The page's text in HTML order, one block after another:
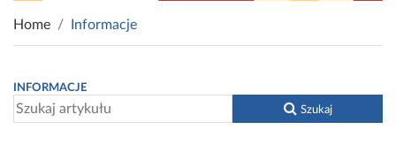
Home Informacje
INFORMACJE
Szukaj